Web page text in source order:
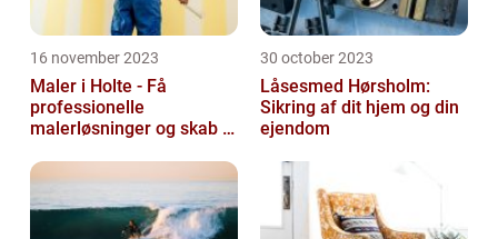
16 november 2023
Maler i Holte - Få
professionelle
malerløsninger og skab et
30 october 2023
Låsesmed Hørsholm:
Sikring af dit hjem og din
ejendom